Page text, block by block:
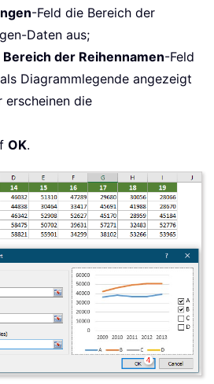
-Feld die Bereich der
Daten aus;
Bereich der Reihennamen-Feld
Diagrammlegende angezeigt
erscheinen die
OK.